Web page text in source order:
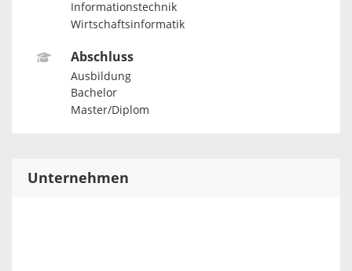
Informationstechnik
Wirtschaftsinformatik
Abschluss
Ausbildung
Bachelor
Master/Diplom
Unternehmen